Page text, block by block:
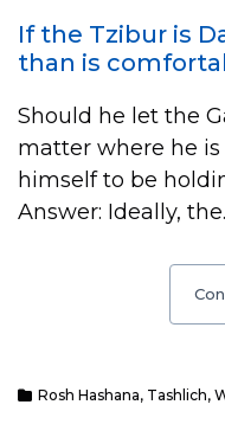
If the Tzibur is
than is
Should he let the
matter where he
himself to be
Answer: Ideally,
Rosh Hashana, Tashlich,